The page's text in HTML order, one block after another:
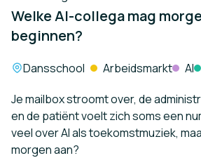
Welke AI-collega mag
beginnen?
Locatie:
Dansschool Arbeidsmarkt AI
Je mailbox stroomt over, de
en de patiënt voelt zich soms een
veel over AI als toekomstmuziek,
morgen aan?